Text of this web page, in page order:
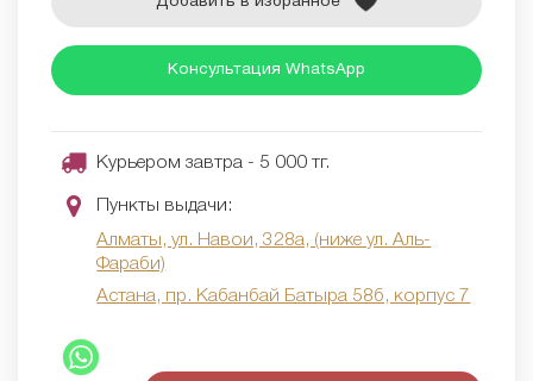
Консультация WhatsApp
Курьером завтра - 5 000 тг.
Пункты выдачи:
Алматы, ул. Навои, 328а, (ниже ул. Аль-
Фараби)
Астана, пр. Кабанбай Батыра 58б, корпус 7